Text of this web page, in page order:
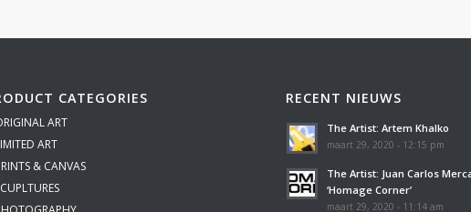
CATEGORIES
ART
ART
& CANVAS
RECENT NIEUWS
The Artist: Artem Khalko
maart 29, 2020 - 12:15 pm
The Artist: Juan Carlos
‘Homage Corner’
maart 29, 2020 - 11:14 am